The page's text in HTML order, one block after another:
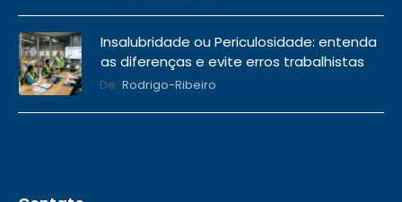
Insalubridade ou Periculosidade: entenda
as diferenças e evite erros trabalhistas
De: Rodrigo-Ribeiro